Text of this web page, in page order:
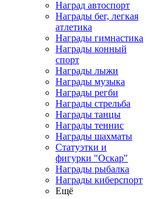
Наград автоспорт
Награды бег, легкая
атлетика
Награды гимнастика
Награды конный
спорт
Награды лыжи
Награды музыка
Награды регби
Награды стрельба
Награды танцы
Награды теннис
Награды шахматы
Статуэтки и
фигурки "Оскар"
Награды рыбалка
Награды киберспорт
Ещё